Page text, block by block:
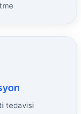
tedavisi